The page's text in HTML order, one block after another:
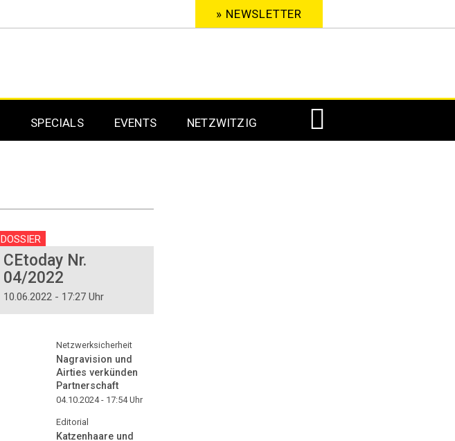
» NEWSLETTER
SPECIALS
Professional AV & Digital Signage 2021
Professional AV & Digital Signage 2020
Professional AV & Digital Signage 2019
EVENTS NETZWITZIG
DOSSIER
CEtoday Nr.
04/2022
10.06.2022 - 17:27 Uhr
Netzwerksicherheit
Nagravision und
Airties verkünden
Partnerschaft
04.10.2024 - 17:54Uhr
Editorial
Katzenhaare und